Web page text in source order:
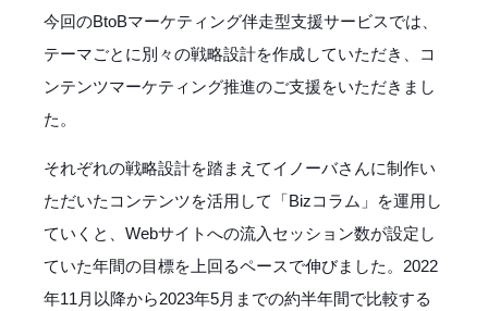
今回のBtoBマーケティング伴走型支援サービスでは、
テーマごとに別々の戦略設計を作成していただき、コ
ンテンツマーケティング推進のご支援をいただきまし
た。
それぞれの戦略設計を踏まえてイノーバさんに制作い
ただいたコンテンツを活用して「Bizコラム」を運用し
ていくと、Webサイトへの流入セッション数が設定し
ていた年間の目標を上回るペースで伸びました。2022
年11月以降から2023年5月までの約半年間で比較する